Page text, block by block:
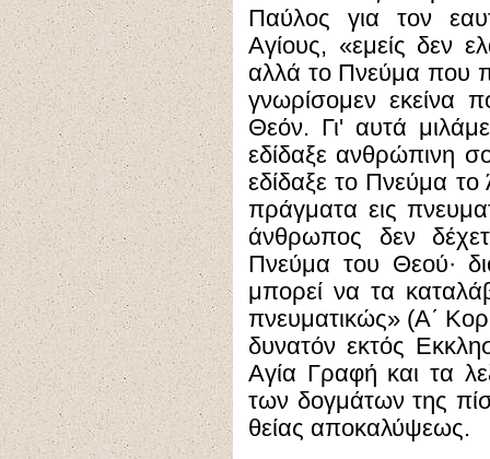
Παύλος για τον
Αγίους, «εμείς δεν
αλλά το Πνεύμα που
γνωρίσομεν εκείνα
Θεόν. Γι' αυτά
εδίδαξε ανθρώπινη
εδίδαξε το Πνεύμα το
πράγματα εις
άνθρωπος δεν
Πνεύμα του Θεού·
μπορεί να τα
πνευματικώς» (Α΄
δυνατόν εκτός
Αγία Γραφή και τα
των δογμάτων της
θείας αποκαλύψεως.